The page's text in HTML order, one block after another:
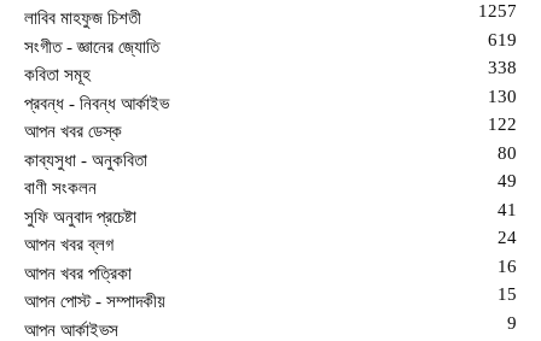
লাবিব মাহফুজ চিশতী
1257
সংগীত - জ্ঞানের জ্যোতি
619
কবিতা সমূহ
338
প্রবন্ধ - নিবন্ধ আর্কাইভ
130
আপন খবর ডেস্ক
122
কাব্যসুধা - অনুকবিতা
80
বাণী সংকলন
49
সুফি অনুবাদ প্রচেষ্টা
41
আপন খবর ব্লগ
24
আপন খবর পত্রিকা
16
আপন পোস্ট - সম্পাদকীয়
15
আপন আর্কাইভস
9